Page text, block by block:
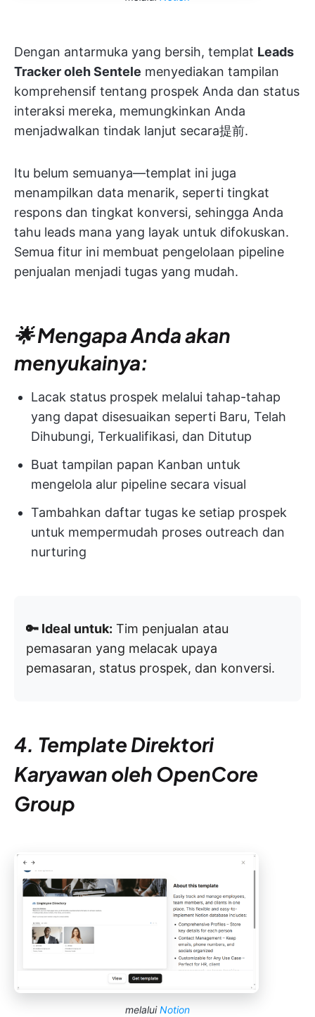
Dengan antarmuka yang bersih, templat Leads
Tracker oleh Sentele menyediakan tampilan
komprehensif tentang prospek Anda dan status
interaksi mereka, memungkinkan Anda
menjadwalkan tindak lanjut secara提前.
Itu belum semuanya—templat ini juga
menampilkan data menarik, seperti tingkat
respons dan tingkat konversi, sehingga Anda
tahu leads mana yang layak untuk difokuskan.
Semua fitur ini membuat pengelolaan pipeline
penjualan menjadi tugas yang mudah.
🌟 Mengapa Anda akan
menyukainya:
Lacak status prospek melalui tahap-tahap
yang dapat disesuaikan seperti Baru, Telah
Dihubungi, Terkualifikasi, dan Ditutup
Buat tampilan papan Kanban untuk
mengelola alur pipeline secara visual
Tambahkan daftar tugas ke setiap prospek
untuk mempermudah proses outreach dan
nurturing
🔑 Ideal untuk: Tim penjualan atau
pemasaran yang melacak upaya
pemasaran, status prospek, dan konversi.
4. Template Direktori
Karyawan oleh OpenCore
Group
melaluiNotion